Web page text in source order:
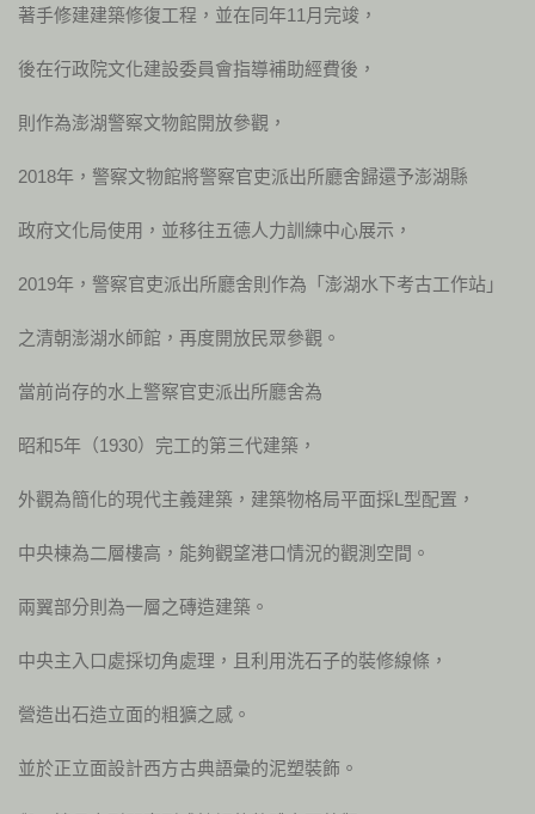
著手修建建築修復工程，並在同年11月完竣，
後在行政院文化建設委員會指導補助經費後，
則作為澎湖警察文物館開放參觀，
2018年，警察文物館將警察官吏派出所廳舍歸還予澎湖縣
政府文化局使用，並移往五德人力訓練中心展示，
2019年，警察官吏派出所廳舍則作為「澎湖水下考古工作站」
之清朝澎湖水師館，再度開放民眾參觀。
當前尚存的水上警察官吏派出所廳舍為
昭和5年（1930）完工的第三代建築，
外觀為簡化的現代主義建築，建築物格局平面採L型配置，
中央棟為二層樓高，能夠觀望港口情況的觀測空間。
兩翼部分則為一層之磚造建築。
中央主入口處採切角處理，且利用洗石子的裝修線條，
營造出石造立面的粗獷之感。
並於正立面設計西方古典語彙的泥塑裝飾。